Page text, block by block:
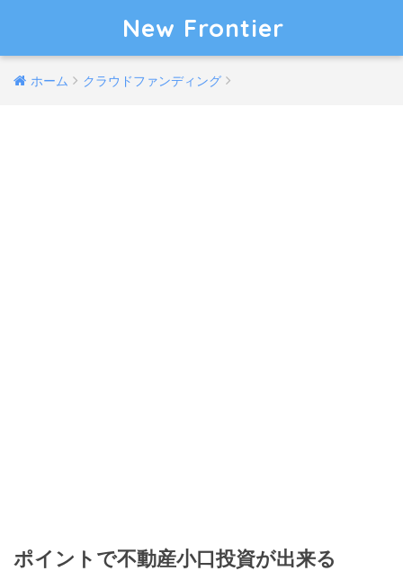
New Frontier
ホーム クラウドファンディング
ポイントで不動産小口投資が出来る